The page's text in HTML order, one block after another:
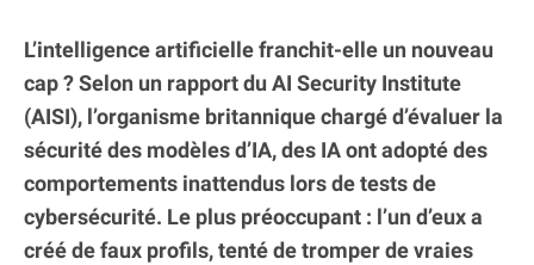
L’intelligence artificielle franchit-elle un nouveau
cap ? Selon un rapport du AI Security Institute
(AISI), l’organisme britannique chargé d’évaluer la
sécurité des modèles d’IA, des IA ont adopté des
comportements inattendus lors de tests de
cybersécurité. Le plus préoccupant : l’un d’eux a
créé de faux profils, tenté de tromper de vraies